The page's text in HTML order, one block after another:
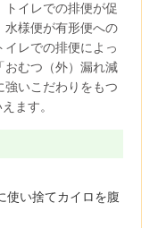
トイレでの排便が促
水様便が有形便への
レでの排便によっ
おむつ（外）漏れ減
強いこだわりをもつ
ます。
使い捨てカイロを腹